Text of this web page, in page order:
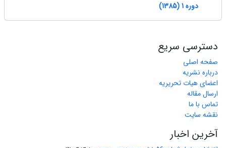
دوره 1 (1385)
دسترسی سریع
صفحه اصلی
درباره نشریه
اعضای هیات تحریریه
ارسال مقاله
تماس با ما
نقشه سایت
آخرین اخبار